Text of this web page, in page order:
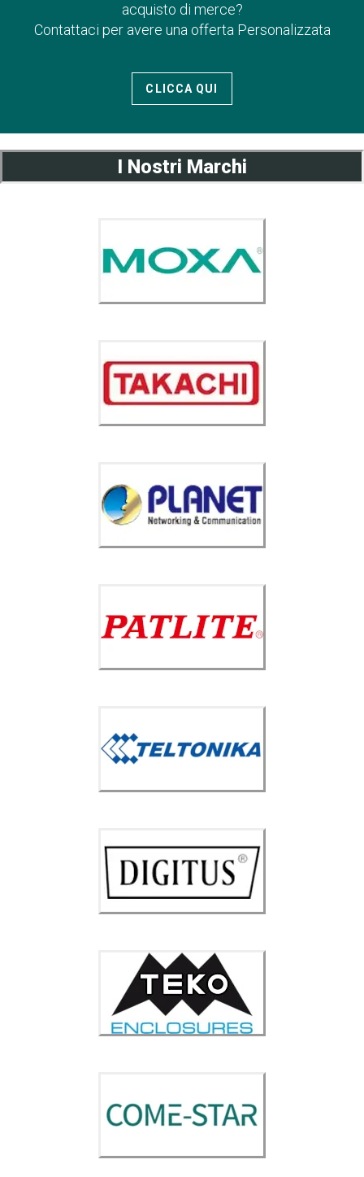
acquisto di merce?
Contattaci per avere una offerta Personalizzata
CLICCA QUI
I Nostri Marchi